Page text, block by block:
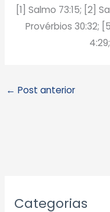
[1] Salmo 73:15; [2]
Provérbios 30:32;
← Post anterior
Categorias
r